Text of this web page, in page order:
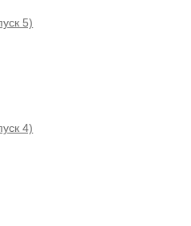
5)
4)